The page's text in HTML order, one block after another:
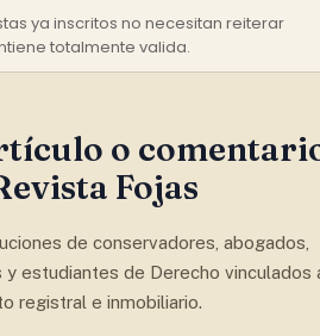
ya inscritos no necesitan reiterar
totalmente valida.
o
Fojas
de conservadores, abogados,
y estudiantes de Derecho vinculados
registral e inmobiliario.